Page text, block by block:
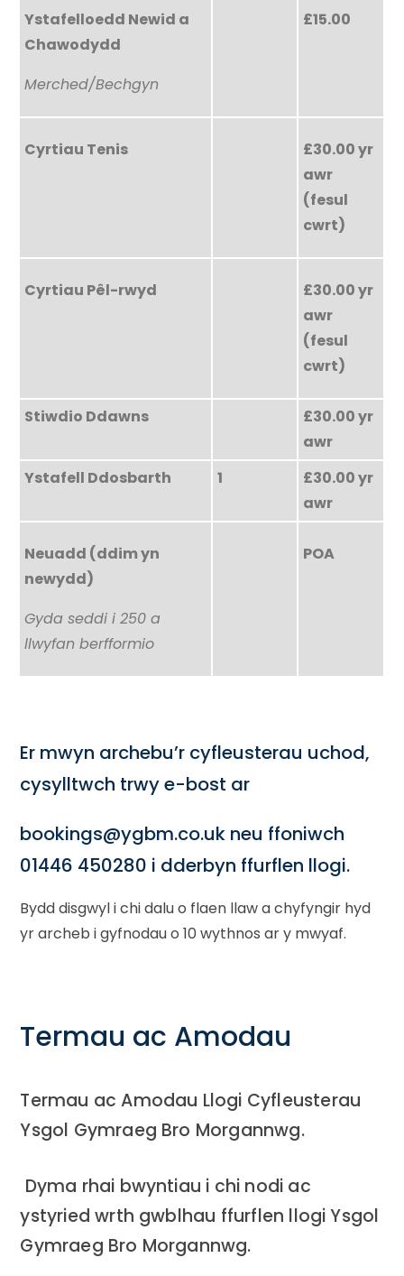
Ystafelloedd Newid a
Chawodydd
Merched/Bechgyn
£15.00
Cyrtiau Tenis
£30.00 yr
awr
(fesul
cwrt)
Cyrtiau Pêl-rwyd
£30.00 yr
awr
(fesul
cwrt)
Stiwdio Ddawns
£30.00 yr
awr
Ystafell Ddosbarth
1
£30.00 yr
awr
Neuadd (ddim yn
newydd)
Gyda seddi i 250 a
llwyfan berfformio
POA
Er mwyn archebu’r cyfleusterau uchod,
cysylltwch trwy e-bost ar
bookings@ygbm.co.uk neu ffoniwch
01446 450280 i dderbyn ffurflen llogi.
Bydd disgwyl i chi dalu o flaen llaw a chyfyngir hyd
yr archeb i gyfnodau o 10 wythnos ar y mwyaf.
Termau ac Amodau
Termau ac Amodau Llogi Cyfleusterau
Ysgol Gymraeg Bro Morgannwg.
Dyma rhai bwyntiau i chi nodi ac
ystyried wrth gwblhau ffurflen llogi Ysgol
Gymraeg Bro Morgannwg.